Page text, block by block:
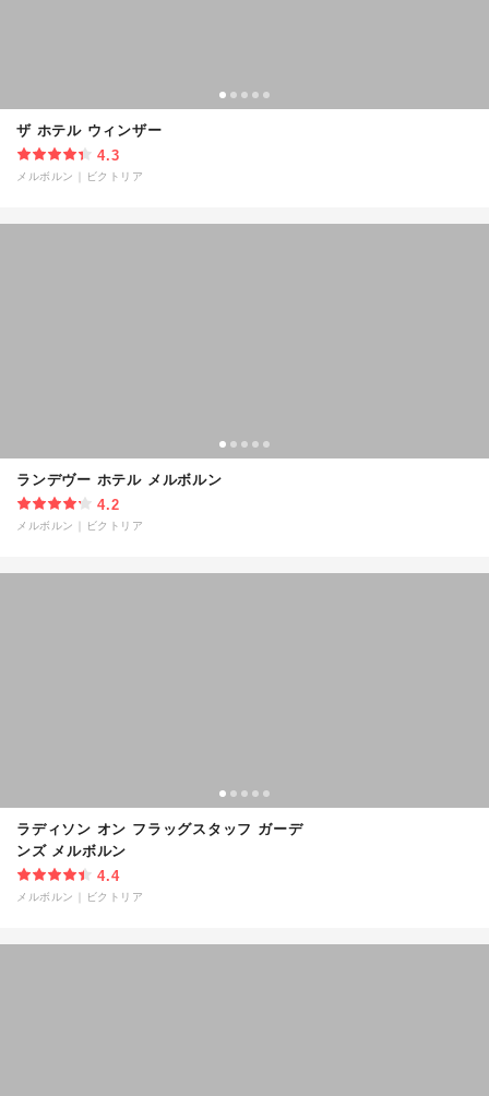
ザ ホテル ウィンザー
4.3
メルボルン ビクトリア
ランデヴー ホテル メルボルン
4.2
メルボルン ビクトリア
ラディソン オン フラッグスタッフ ガーデ
ンズ メルボルン
4.4
メルボルン ビクトリア